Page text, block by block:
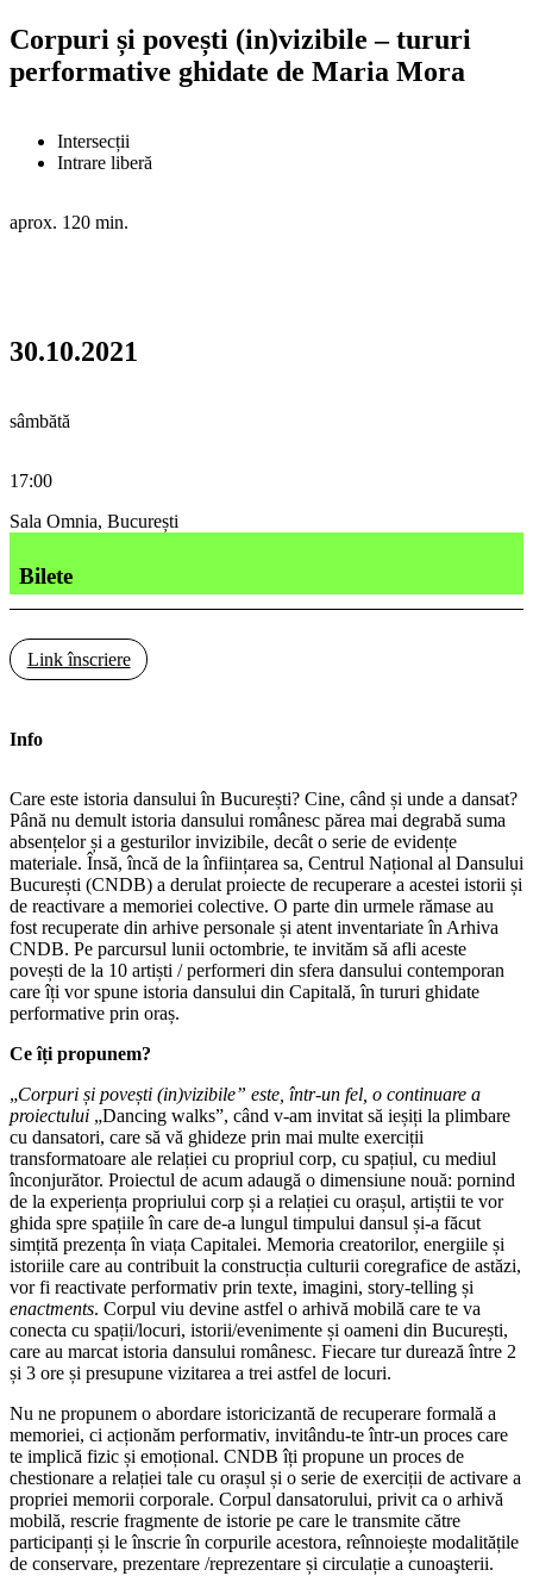
Corpuri și povești (in)vizibile – tururi
performative ghidate de Maria Mora
Intersecții
Intrare liberă
aprox. 120 min.
30.10.2021
sâmbătă
17:00
Sala Omnia, București
Bilete
Link înscriere
Info
Care este istoria dansului în București? Cine, când și unde a dansat?
Până nu demult istoria dansului românesc părea mai degrabă suma
absențelor și a gesturilor invizibile, decât o serie de evidențe
materiale. Însă, încă de la înființarea sa, Centrul Național al Dansului
București (CNDB) a derulat proiecte de recuperare a acestei istorii și
de reactivare a memoriei colective. O parte din urmele rămase au
fost recuperate din arhive personale și atent inventariate în Arhiva
CNDB. Pe parcursul lunii octombrie, te invităm să afli aceste
povești de la 10 artiști / performeri din sfera dansului contemporan
care îți vor spune istoria dansului din Capitală, în tururi ghidate
performative prin oraș.
Ce îți propunem?
„Corpuri și povești (in)vizibile” este, într-un fel, o continuare a
proiectului „Dancing walks”, când v-am invitat să ieșiți la plimbare
cu dansatori, care să vă ghideze prin mai multe exerciții
transformatoare ale relației cu propriul corp, cu spațiul, cu mediul
înconjurător. Proiectul de acum adaugă o dimensiune nouă: pornind
de la experiența propriului corp și a relației cu orașul, artiștii te vor
ghida spre spațiile în care de-a lungul timpului dansul și-a făcut
simțită prezența în viața Capitalei. Memoria creatorilor, energiile și
istoriile care au contribuit la construcția culturii coregrafice de astăzi,
vor fi reactivate performativ prin texte, imagini, story-telling și
enactments. Corpul viu devine astfel o arhivă mobilă care te va
conecta cu spații/locuri, istorii/evenimente și oameni din București,
care au marcat istoria dansului românesc. Fiecare tur durează între 2
și 3 ore și presupune vizitarea a trei astfel de locuri.
Nu ne propunem o abordare istoricizantă de recuperare formală a
memoriei, ci acționăm performativ, invitându-te într-un proces care
te implică fizic și emoțional. CNDB îți propune un proces de
chestionare a relației tale cu orașul și o serie de exerciții de activare a
propriei memorii corporale. Corpul dansatorului, privit ca o arhivă
mobilă, rescrie fragmente de istorie pe care le transmite către
participanți și le înscrie în corpurile acestora, reînnoiește modalitățile
de conservare, prezentare /reprezentare și circulație a cunoaşterii.